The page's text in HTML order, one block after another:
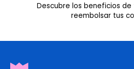
Descubre los beneficios de
reembolsar tus